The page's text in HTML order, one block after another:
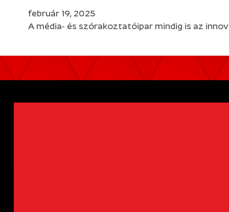
február 19, 2025
A média- és szórakoztatóipar mindig is az